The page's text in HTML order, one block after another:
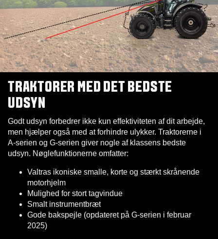
TRAKTORER MED DET BEDSTE
UDSYN
Godt udsyn forbedrer ikke kun effektiviteten af dit arbejde,
men hjælper også med at forhindre ulykker. Traktorerne i
A-serien og G-serien giver nogle af klassens bedste
udsyn. Nøglefunktionerne omfatter:
Valtras ikoniske smalle, korte og stærkt skrånende
motorhjelm
Mulighed for stort tagvindue
Smalt instrumentbræt
Gode bakspejle (opdateret på G-serien i februar
2025)